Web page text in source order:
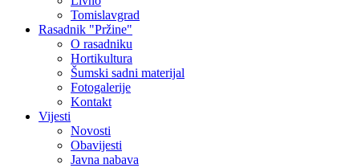
Tomislavgrad
Rasadnik "Pržine"
O rasadniku
Hortikultura
Šumski sadni materijal
Fotogalerije
Kontakt
Vijesti
Novosti
Obavijesti
Javna nabava